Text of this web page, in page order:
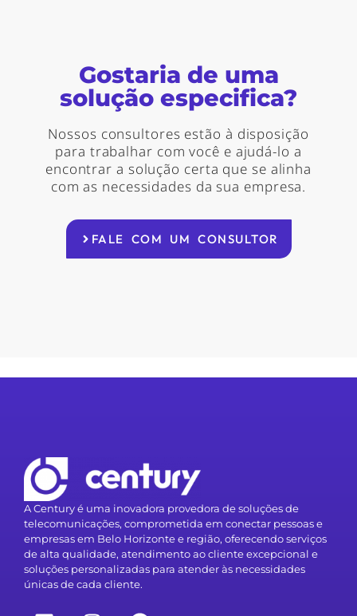
Gostaria de uma
solução especifica?
Nossos consultores estão à disposição
para trabalhar com você e ajudá-lo a
encontrar a solução certa que se alinha
com as necessidades da sua empresa.
FALE COM UM CONSULTOR
A Century é uma inovadora provedora de soluções de
telecomunicações, comprometida em conectar pessoas e
empresas em Belo Horizonte e região, oferecendo serviços
de alta qualidade, atendimento ao cliente excepcional e
soluções personalizadas para atender às necessidades
únicas de cada cliente.